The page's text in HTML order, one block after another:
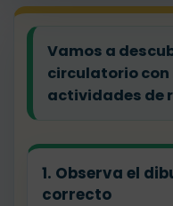
Vamos a
circulatorio con
actividades de
1. Observa el
correcto